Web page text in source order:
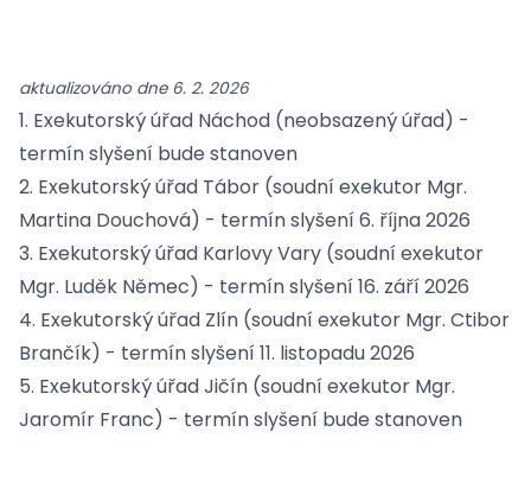
aktualizováno dne 6. 2. 2026
1. Exekutorský úřad Náchod (neobsazený úřad) -
termín slyšení bude stanoven
2. Exekutorský úřad Tábor (soudní exekutor Mgr.
Martina Douchová) - termín slyšení 6. října 2026
3. Exekutorský úřad Karlovy Vary (soudní exekutor
Mgr. Luděk Němec) - termín slyšení 16. září 2026
4. Exekutorský úřad Zlín (soudní exekutor Mgr. Ctibor
Brančík) - termín slyšení 11. listopadu 2026
5. Exekutorský úřad Jičín (soudní exekutor Mgr.
Jaromír Franc) - termín slyšení bude stanoven